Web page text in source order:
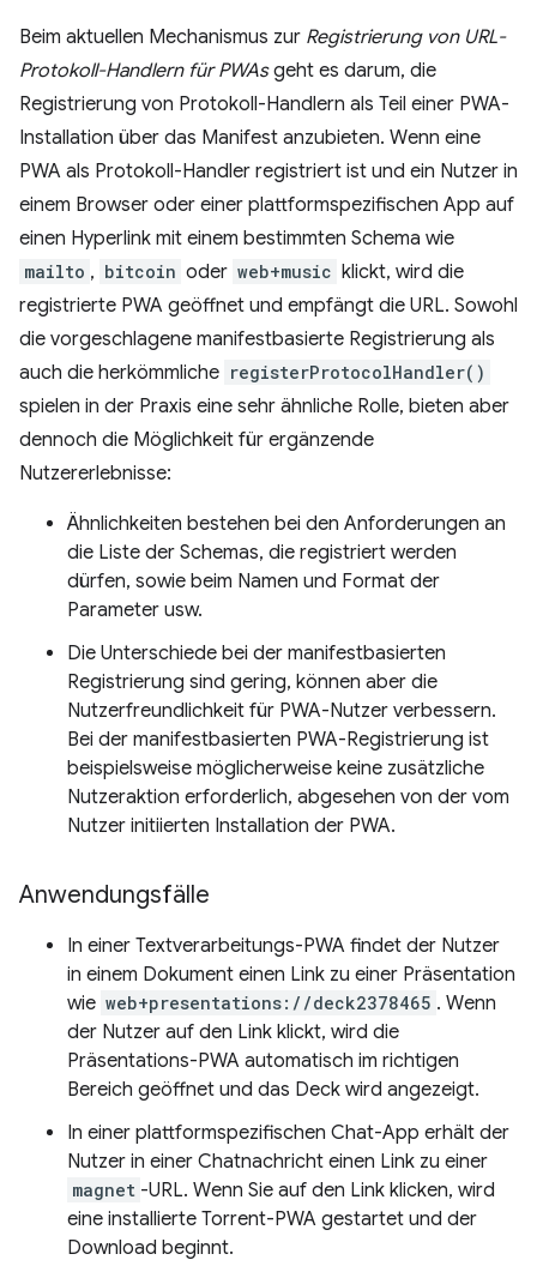
Beim aktuellen Mechanismus zur Registrierung von URL-
Protokoll-Handlern für PWAsgeht es darum, die
Registrierung von Protokoll-Handlern als Teil einer PWA-
Installation über das Manifest anzubieten. Wenn eine
PWA als Protokoll-Handler registriert ist und ein Nutzer in
einem Browser oder einer plattformspezifischen App auf
einen Hyperlink mit einem bestimmten Schema wie
mailto , bitcoin oder web+music klickt, wird die
registrierte PWA geöffnet und empfängt die URL. Sowohl
die vorgeschlagene manifestbasierte Registrierung als
auch die herkömmliche registerProtocolHandler()
spielen in der Praxis eine sehr ähnliche Rolle, bieten aber
dennoch die Möglichkeit für ergänzende
Nutzererlebnisse:
Ähnlichkeiten bestehen bei den Anforderungen an
die Liste der Schemas, die registriert werden
dürfen, sowie beim Namen und Format der
Parameter usw.
Die Unterschiede bei der manifestbasierten
Registrierung sind gering, können aber die
Nutzerfreundlichkeit für PWA-Nutzer verbessern.
Bei der manifestbasierten PWA-Registrierung ist
beispielsweise möglicherweise keine zusätzliche
Nutzeraktion erforderlich, abgesehen von der vom
Nutzer initiierten Installation der PWA.
Anwendungsfälle
In einer Textverarbeitungs-PWA findet der Nutzer
in einem Dokument einen Link zu einer Präsentation
wie web+presentations://deck2378465 . Wenn
der Nutzer auf den Link klickt, wird die
Präsentations-PWA automatisch im richtigen
Bereich geöffnet und das Deck wird angezeigt.
In einer plattformspezifischen Chat-App erhält der
Nutzer in einer Chatnachricht einen Link zu einer
magnet -URL. Wenn Sie auf den Link klicken, wird
eine installierte Torrent-PWA gestartet und der
Download beginnt.